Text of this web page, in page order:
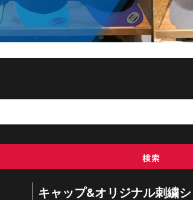
検索
キャップ&オリジナル刺繍